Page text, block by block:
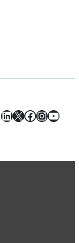
LinkedIn
X Facebook